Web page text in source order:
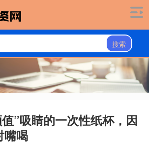
搜索
”吸睛的一次性纸杯，因
嘴喝